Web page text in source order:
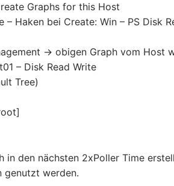
Graphs for this Host
– Haken bei Create: Win – PS Disk
-> obigen Graph vom Host
– Disk Read Write
Tree)
in den nächsten 2xPoller Time
genutzt werden.